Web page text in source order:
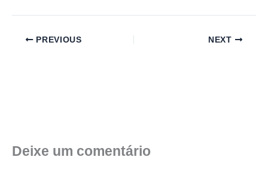
PREVIOUS NEXT
Deixe um comentário